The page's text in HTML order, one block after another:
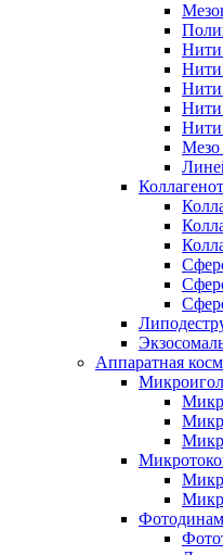
Нити
Нити
Нити
Мезо
Аппаратная